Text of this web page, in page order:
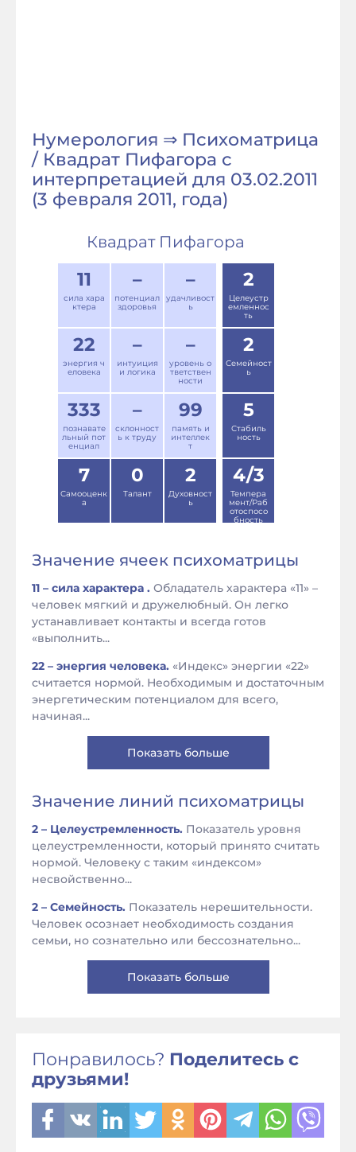
Нумерология ⇒ Психоматрица
/ Квадрат Пифагора с
интерпретацией для 03.02.2011
(3 февраля 2011, года)
Квадрат Пифагора
11
сила хара
ктера
–
потенциал
здоровья
–
удачливост
ь
22
энергия ч
еловека
–
интуиция
и логика
–
уровень о
тветствен
ности
333
познавате
льный пот
енциал
–
склонност
ь к труду
99
память и
интеллек
т
2
Целеустр
емленнос
ть
2
Семейност
ь
5
Стабиль
ность
7
Самооценк
а
0
Талант
2
Духовност
ь
4/3
Темпера
мент/Раб
отоспосо
бность
Значение ячеек психоматрицы
11 – сила характера . Обладатель характера «11» –
человек мягкий и дружелюбный. Он легко
устанавливает контакты и всегда готов
«выполнить...
22 – энергия человека. «Индекс» энергии «22»
считается нормой. Необходимым и достаточным
энергетическим потенциалом для всего,
начиная...
Показать больше
Значение линий психоматрицы
2 – Целеустремленность. Показатель уровня
целеустремленности, который принято считать
нормой. Человеку с таким «индексом»
несвойственно...
2 – Семейность. Показатель нерешительности.
Человек осознает необходимость создания
семьи, но сознательно или бессознательно...
Показать больше
Понравилось? Поделитесь с
друзьями!